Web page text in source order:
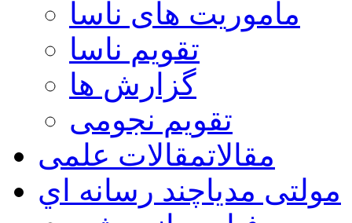
ماموریت های ناسا
تقویم ناسا
گزارش ها
تقویم نجومی
مقالاتمقالات علمی
مولتی مدیاچند رسانه اي